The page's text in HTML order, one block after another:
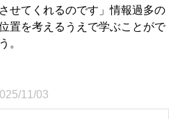
せてくれるのです」情報過多の
置を考えるうえで学ぶことがで
。
11/03